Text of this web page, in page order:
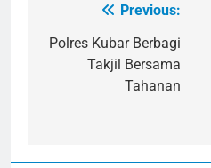
Navigasi
pos
Previous:
Polres Kubar Berbagi
Takjil Bersama
Tahanan